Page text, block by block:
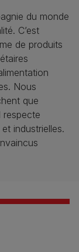
du monde
C’est
de produits
Nous
que
respecte
industrielles.